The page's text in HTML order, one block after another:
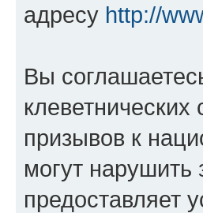
адресу http://
Вы
призывов к
могут
предоставляет